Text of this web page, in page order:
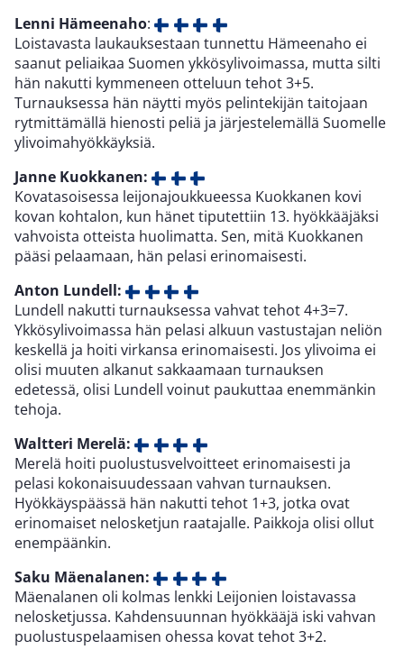
Lenni Hämeenaho:
Loistavasta laukauksestaan tunnettu Hämeenaho ei
saanut peliaikaa Suomen ykkösylivoimassa, mutta silti
hän nakutti kymmeneen otteluun tehot 3+5.
Turnauksessa hän näytti myös pelintekijän taitojaan
rytmittämällä hienosti peliä ja järjestelemällä Suomelle
ylivoimahyökkäyksiä.
Janne Kuokkanen:
Kovatasoisessa leijonajoukkueessa Kuokkanen kovi
kovan kohtalon, kun hänet tiputettiin 13. hyökkääjäksi
vahvoista otteista huolimatta. Sen, mitä Kuokkanen
pääsi pelaamaan, hän pelasi erinomaisesti.
Anton Lundell:
Lundell nakutti turnauksessa vahvat tehot 4+3=7.
Ykkösylivoimassa hän pelasi alkuun vastustajan neliön
keskellä ja hoiti virkansa erinomaisesti. Jos ylivoima ei
olisi muuten alkanut sakkaamaan turnauksen
edetessä, olisi Lundell voinut paukuttaa enemmänkin
tehoja.
Waltteri Merelä:
Merelä hoiti puolustusvelvoitteet erinomaisesti ja
pelasi kokonaisuudessaan vahvan turnauksen.
Hyökkäyspäässä hän nakutti tehot 1+3, jotka ovat
erinomaiset nelosketjun raatajalle. Paikkoja olisi ollut
enempäänkin.
Saku Mäenalanen:
Mäenalanen oli kolmas lenkki Leijonien loistavassa
nelosketjussa. Kahdensuunnan hyökkääjä iski vahvan
puolustuspelaamisen ohessa kovat tehot 3+2.